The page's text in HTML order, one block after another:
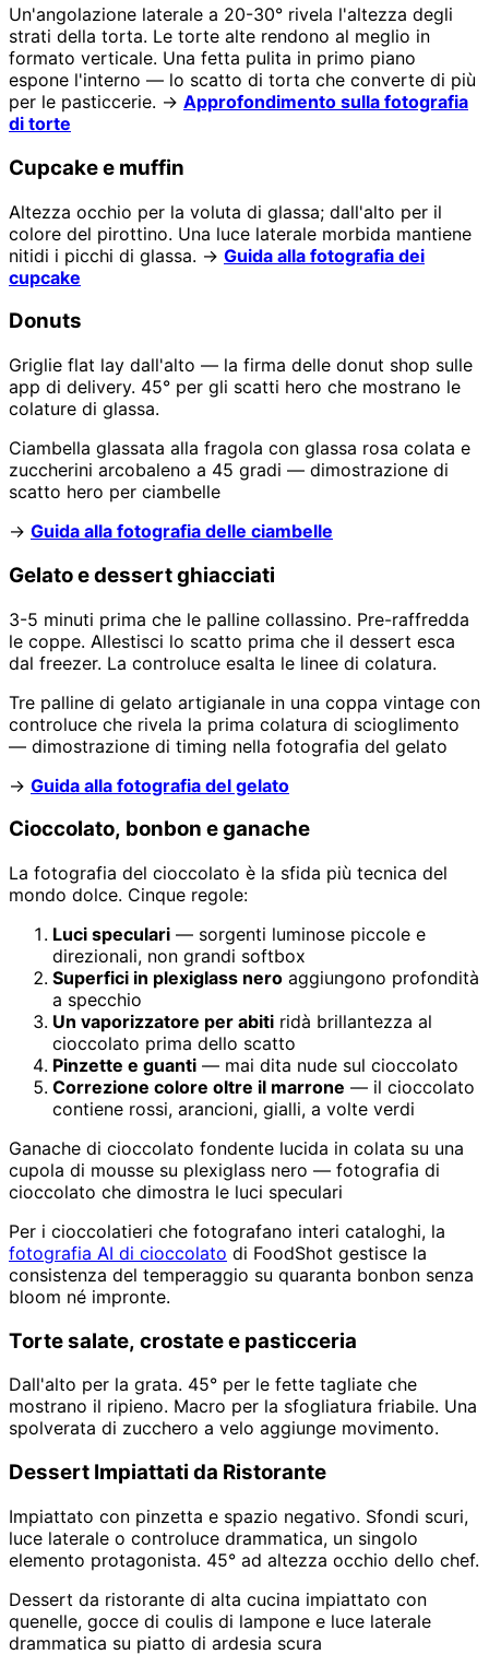
Un'angolazione laterale a 20-30° rivela l'altezza degli
strati della torta. Le torte alte rendono al meglio in
formato verticale. Una fetta pulita in primo piano
espone l'interno — lo scatto di torta che converte di più
per le pasticcerie. → Approfondimento sulla fotografia
di torte
Cupcake e muffin
Altezza occhio per la voluta di glassa; dall'alto per il
colore del pirottino. Una luce laterale morbida mantiene
nitidi i picchi di glassa. → Guida alla fotografia dei
cupcake
Donuts
Griglie flat lay dall'alto — la firma delle donut shop sulle
app di delivery. 45° per gli scatti hero che mostrano le
colature di glassa.
Ciambella glassata alla fragola con glassa rosa colata e
zuccherini arcobaleno a 45 gradi — dimostrazione di
scatto hero per ciambelle
→ Guida alla fotografia delle ciambelle
Gelato e dessert ghiacciati
3-5 minuti prima che le palline collassino. Pre-raffredda
le coppe. Allestisci lo scatto prima che il dessert esca
dal freezer. La controluce esalta le linee di colatura.
Tre palline di gelato artigianale in una coppa vintage con
controluce che rivela la prima colatura di scioglimento
— dimostrazione di timing nella fotografia del gelato
→ Guida alla fotografia del gelato
Cioccolato, bonbon e ganache
La fotografia del cioccolato è la sfida più tecnica del
mondo dolce. Cinque regole:
Luci speculari — sorgenti luminose piccole e
direzionali, non grandi softbox
Superfici in plexiglass nero aggiungono profondità
a specchio
Un vaporizzatore per abiti ridà brillantezza al
cioccolato prima dello scatto
Pinzette e guanti — mai dita nude sul cioccolato
Correzione colore oltre il marrone — il cioccolato
contiene rossi, arancioni, gialli, a volte verdi
Ganache di cioccolato fondente lucida in colata su una
cupola di mousse su plexiglass nero — fotografia di
cioccolato che dimostra le luci speculari
Per i cioccolatieri che fotografano interi cataloghi, la
fotografia AI di cioccolato di FoodShot gestisce la
consistenza del temperaggio su quaranta bonbon senza
bloom né impronte.
Torte salate, crostate e pasticceria
Dall'alto per la grata. 45° per le fette tagliate che
mostrano il ripieno. Macro per la sfogliatura friabile. Una
spolverata di zucchero a velo aggiunge movimento.
Dessert Impiattati da Ristorante
Impiattato con pinzetta e spazio negativo. Sfondi scuri,
luce laterale o controluce drammatica, un singolo
elemento protagonista. 45° ad altezza occhio dello chef.
Dessert da ristorante di alta cucina impiattato con
quenelle, gocce di coulis di lampone e luce laterale
drammatica su piatto di ardesia scura